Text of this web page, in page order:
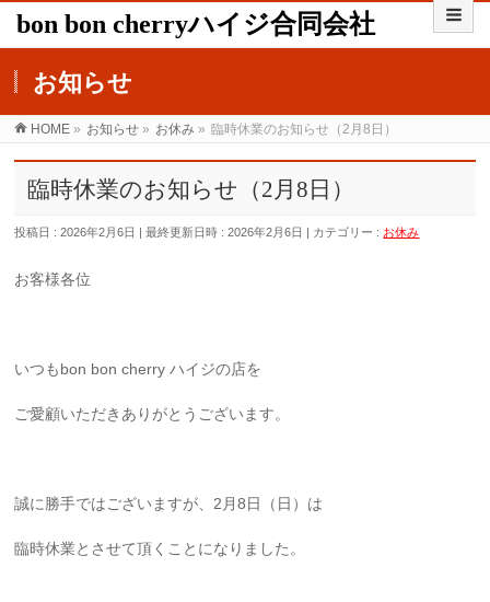
bon bon cherryハイジ合同会社
お知らせ
HOME » お知らせ » お休み » 臨時休業のお知らせ（2月8日）
臨時休業のお知らせ（2月8日）
投稿日 : 2026年2月6日 最終更新日時 : 2026年2月6日 カテゴリー : お休み
お客様各位
いつもbon bon cherry ハイジの店を
ご愛顧いただきありがとうございます。
誠に勝手ではございますが、2月8日（日）は
臨時休業とさせて頂くことになりました。